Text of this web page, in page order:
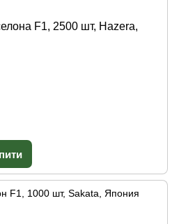
F1, 2500 шт, Hazera,